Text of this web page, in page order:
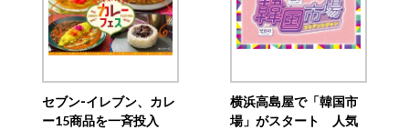
セブン‐イレブン、カレ
ー15商品を一斉投入
横浜高島屋で「韓国市
場」がスタート 人気